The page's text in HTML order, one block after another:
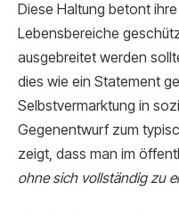
Diese Haltung betont
Lebensbereiche
ausgebreitet werden
dies wie ein Statement
Selbstvermarktung in
Gegenentwurf zum
zeigt, dass man im
ohne sich vollständig zu